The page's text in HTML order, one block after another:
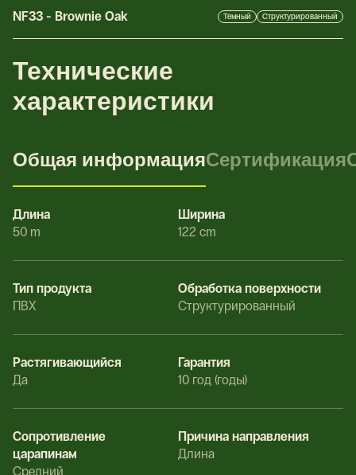
NF33 - Brownie Oak Темный Структурированный
Технические
характеристики
Общая информацияСертификация
Длина
50 m
Ширина
122 cm
Тип продукта
ПВХ
Обработка поверхности
Структурированный
Растягивающийся
Да
Гарантия
10 год (годы)
Сопротивление
царапинам
Средний
Причина направления
Длина